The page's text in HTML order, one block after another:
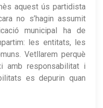
aquest ús partidista
no s’hagin assumit
municipal ha de
les entitats, les
Vetllarem perquè
amb responsabilitat i
es depurin quan